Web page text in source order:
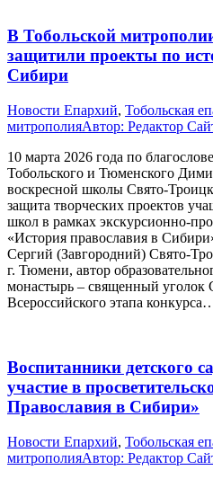
В Тобольской
защитили проекты по
Сибири
Новости Епархий, Тобольская
митрополияАвтор: Редактор
10 марта 2026 года по
Тобольского и Тюменского
воскресной школы Свято-
защита творческих проектов
школ в рамках экскурсионно-
«История православия в
Сергий (Завгородний) Свято-
г. Тюмени, автор
монастырь – священный уголок
Всероссийского этапа
Воспитанники детского
участие в
Православия в Сибири»
Новости Епархий, Тобольская
митрополияАвтор: Редактор